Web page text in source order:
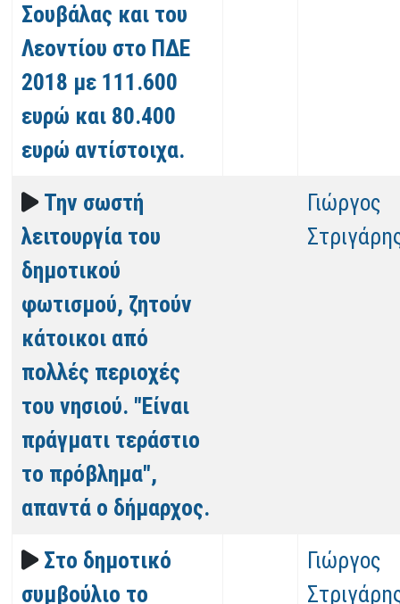
Σουβάλας και του
Λεοντίου στο ΠΔΕ
2018 με 111.600
ευρώ και 80.400
ευρώ αντίστοιχα.
Την σωστή
λειτουργία του
δημοτικού
φωτισμού, ζητούν
κάτοικοι από
πολλές περιοχές
του νησιού. "Είναι
πράγματι τεράστιο
το πρόβλημα",
απαντά ο δήμαρχος.
Γιώργος
Στο δημοτικό
συμβούλιο το
Γιώργος